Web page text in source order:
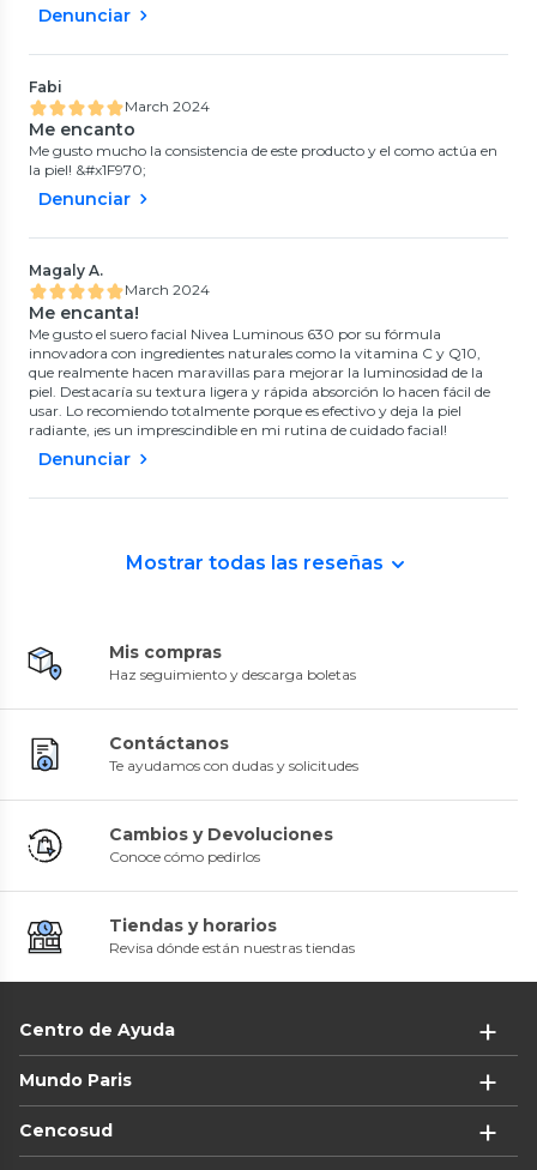
Denunciar
Fabi
March 2024
Me encanto
Me gusto mucho la consistencia de este producto y el como actúa en
la piel! &#x1F970;
Denunciar
Magaly A.
March 2024
Me encanta!
Me gusto el suero facial Nivea Luminous 630 por su fórmula
innovadora con ingredientes naturales como la vitamina C y Q10,
que realmente hacen maravillas para mejorar la luminosidad de la
piel. Destacaría su textura ligera y rápida absorción lo hacen fácil de
usar. Lo recomiendo totalmente porque es efectivo y deja la piel
radiante, ¡es un imprescindible en mi rutina de cuidado facial!
Denunciar
Mostrar todas las reseñas
Mis compras
Haz seguimiento y descarga boletas
Contáctanos
Te ayudamos con dudas y solicitudes
Cambios y Devoluciones
Conoce cómo pedirlos
Tiendas y horarios
Revisa dónde están nuestras tiendas
Centro de Ayuda
Mundo Paris
Cencosud